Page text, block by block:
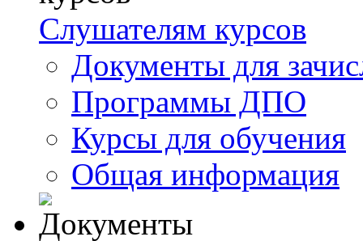
Слушателям курсов
Документы для
Программы ДПО
Курсы для обучения
Общая информация